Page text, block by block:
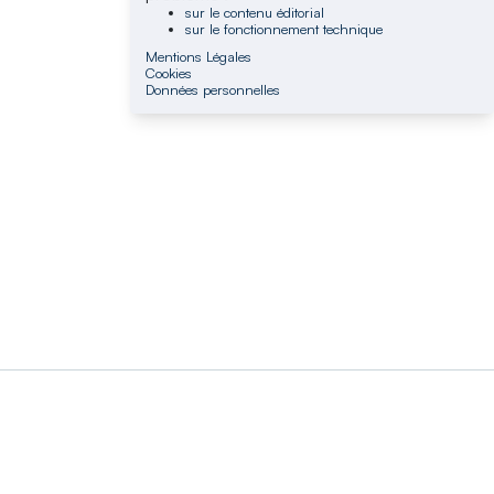
sur le contenu éditorial
sur le fonctionnement technique
Mentions Légales
Cookies
Données personnelles